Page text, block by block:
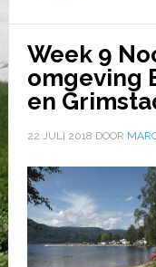
Week 9
omgeving
en
22 JULI 2018 DOOR